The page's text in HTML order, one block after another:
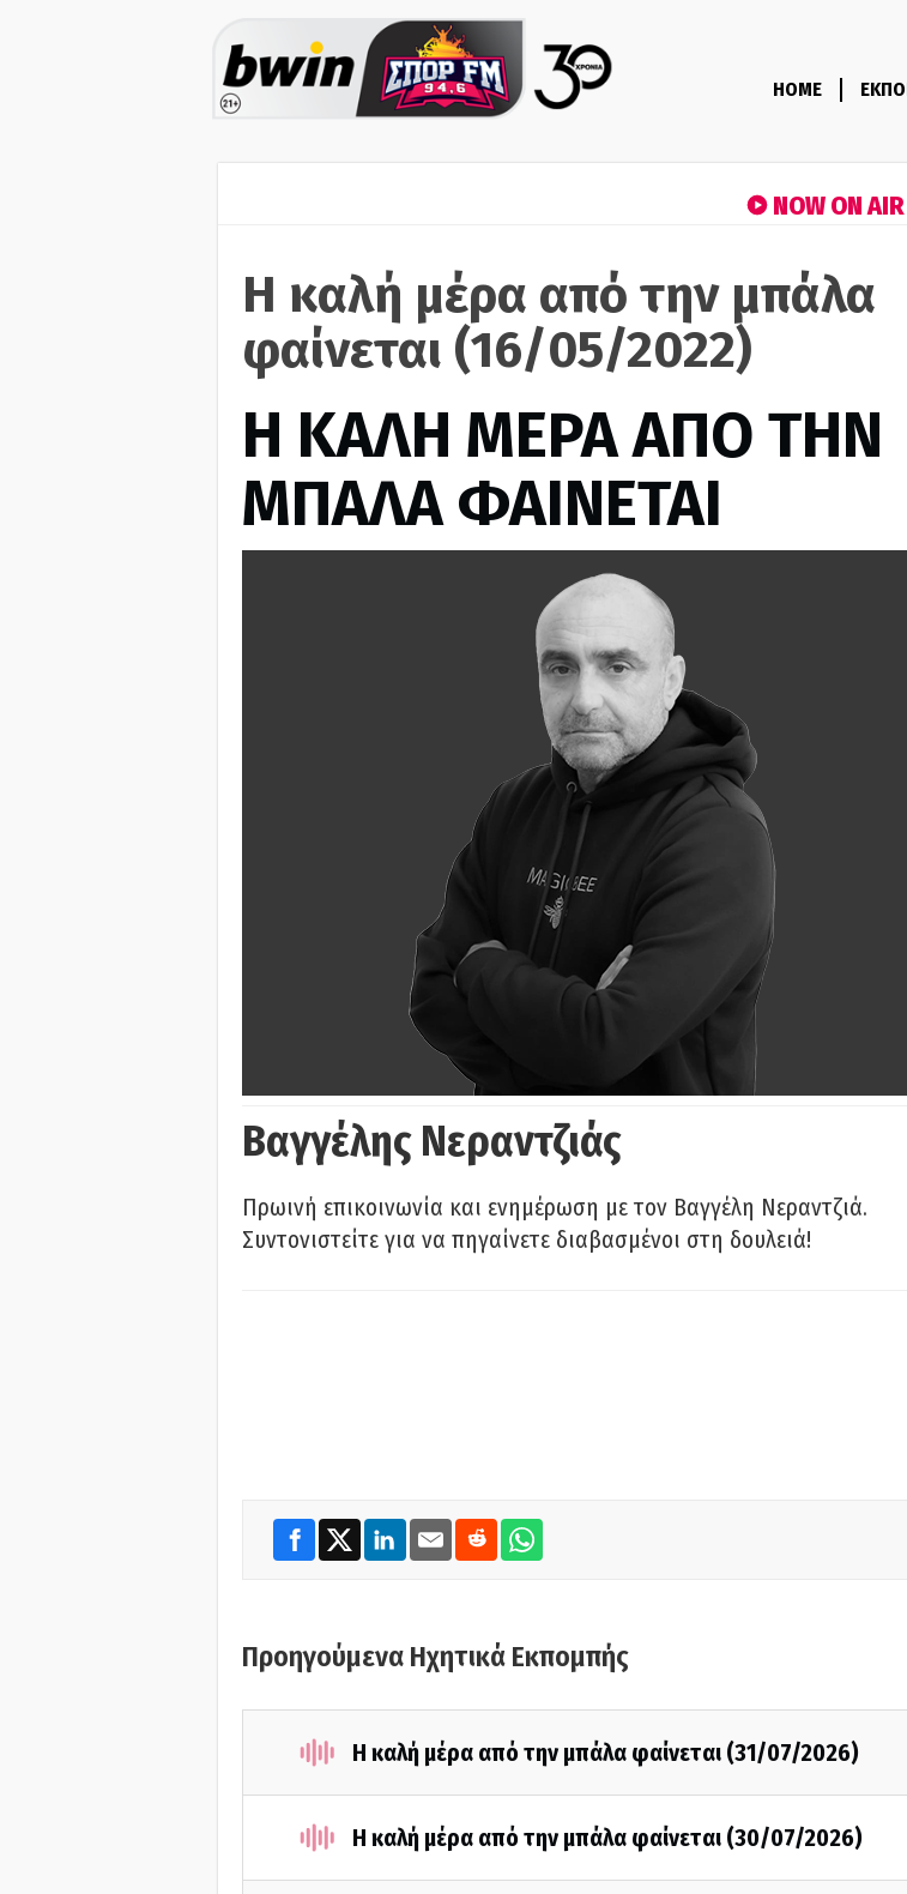
HOME
NOW ON AIR
Η καλή μέρα από την μπάλα
φαίνεται (16/05/2022)
H ΚΑΛΗ ΜΕΡΑ ΑΠΟ ΤΗΝ
ΜΠΑΛΑ ΦΑΙΝΕΤΑΙ
Βαγγέλης Νεραντζιάς
Πρωινή επικοινωνία και ενημέρωση με τον Βαγγέλη Νεραντζιά.
Συντονιστείτε για να πηγαίνετε διαβασμένοι στη δουλειά!
Προηγούμενα Ηχητικά Εκπομπής
Η καλή μέρα από την μπάλα φαίνεται (31/07/2026)
Η καλή μέρα από την μπάλα φαίνεται (30/07/2026)